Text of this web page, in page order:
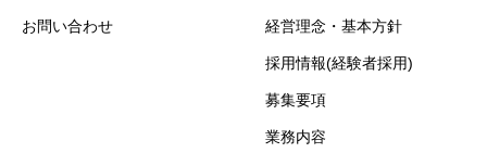
お問い合わせ 経営理念・基本方針
採用情報(経験者採用)
募集要項
業務内容